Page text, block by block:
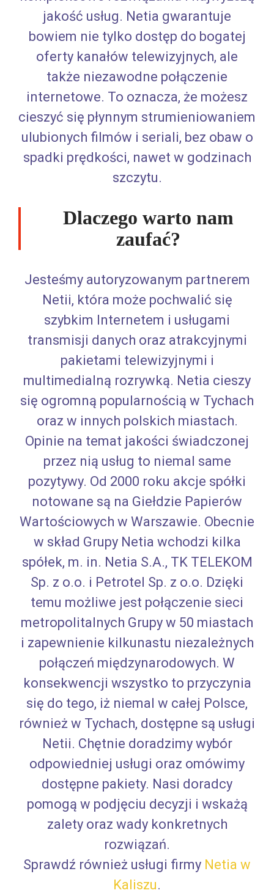
jakość usług. Netia gwarantuje
bowiem nie tylko dostęp do bogatej
oferty kanałów telewizyjnych, ale
także niezawodne połączenie
internetowe. To oznacza, że możesz
cieszyć się płynnym strumieniowaniem
ulubionych filmów i seriali, bez obaw o
spadki prędkości, nawet w godzinach
szczytu.
Dlaczego warto nam
zaufać?
Jesteśmy autoryzowanym partnerem
Netii, która może pochwalić się
szybkim Internetem i usługami
transmisji danych oraz atrakcyjnymi
pakietami telewizyjnymi i
multimedialną rozrywką. Netia cieszy
się ogromną popularnością w Tychach
oraz w innych polskich miastach.
Opinie na temat jakości świadczonej
przez nią usług to niemal same
pozytywy. Od 2000 roku akcje spółki
notowane są na Giełdzie Papierów
Wartościowych w Warszawie. Obecnie
w skład Grupy Netia wchodzi kilka
spółek, m. in. Netia S.A., TK TELEKOM
Sp. z o.o. i Petrotel Sp. z o.o. Dzięki
temu możliwe jest połączenie sieci
metropolitalnych Grupy w 50 miastach
i zapewnienie kilkunastu niezależnych
połączeń międzynarodowych. W
konsekwencji wszystko to przyczynia
się do tego, iż niemal w całej Polsce,
również w Tychach, dostępne są usługi
Netii. Chętnie doradzimy wybór
odpowiedniej usługi oraz omówimy
dostępne pakiety. Nasi doradcy
pomogą w podjęciu decyzji i wskażą
zalety oraz wady konkretnych
rozwiązań.
Sprawdź również usługi firmy Netia w
Kaliszu.